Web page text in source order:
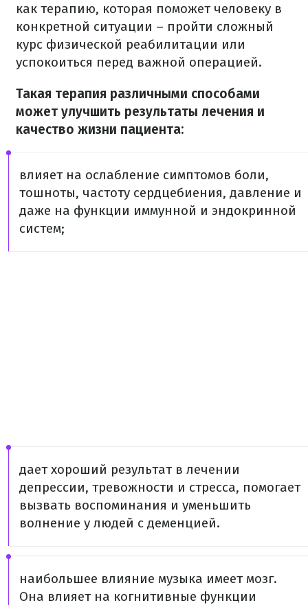
как терапию, которая поможет человеку в
конкретной ситуации – пройти сложный
курс физической реабилитации или
успокоиться перед важной операцией.
Такая терапия различными способами
может улучшить результаты лечения и
качество жизни пациента:
влияет на ослабление симптомов боли,
тошноты, частоту сердцебиения, давление и
даже на функции иммунной и эндокринной
систем;
дает хороший результат в лечении
депрессии, тревожности и стресса, помогает
вызвать воспоминания и уменьшить
волнение у людей с деменцией.
наибольшее влияние музыка имеет мозг.
Она влияет на когнитивные функции